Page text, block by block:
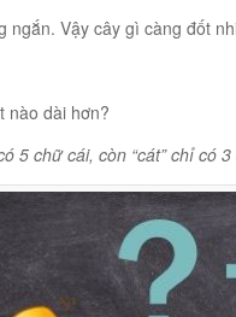
ngắn. Vậy cây gì càng đốt
nào dài hơn?
5 chữ cái, còn “cát” chỉ có